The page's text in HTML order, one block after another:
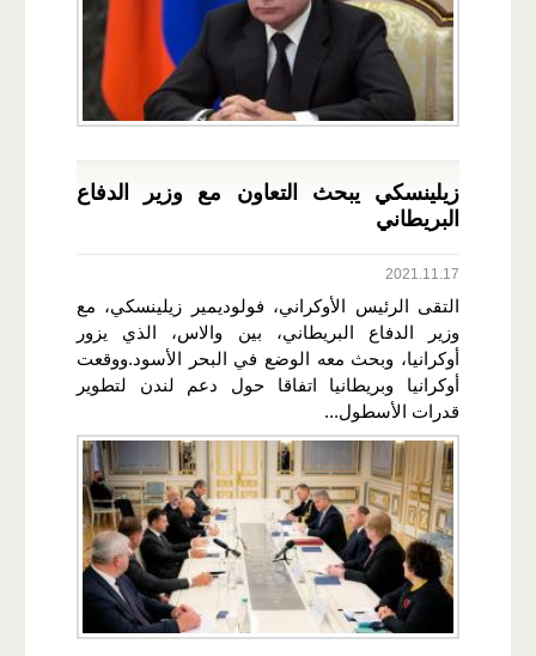
زيلينسكي يبحث التعاون مع وزير الدفاع
البريطاني
2021.11.17
التقى الرئيس الأوكراني، فولوديمير زيلينسكي، مع
وزير الدفاع البريطاني، بين والاس، الذي يزور
أوكرانيا، وبحث معه الوضع في البحر الأسود.ووقعت
أوكرانيا وبريطانيا اتفاقا حول دعم لندن لتطوير
قدرات الأسطول...